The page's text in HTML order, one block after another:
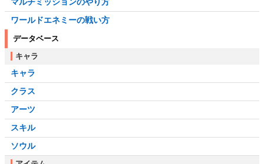
ワールドエネミーの戦い方
データベース
キャラ
キャラ
クラス
アーツ
スキル
ソウル